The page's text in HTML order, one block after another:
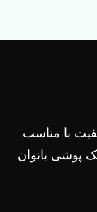
با مناسب
پوشی بانوان